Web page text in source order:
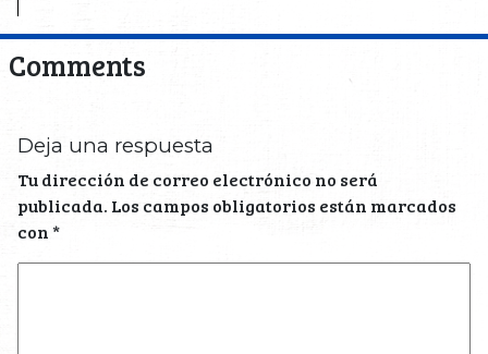
Comments
Deja una respuesta
Tu dirección de correo electrónico no será
publicada. Los campos obligatorios están marcados
con*